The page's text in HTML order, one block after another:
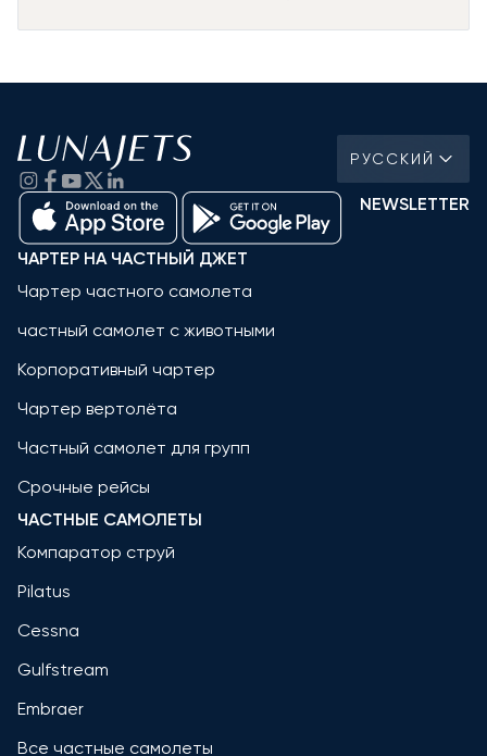
РУССКИЙ
NEWSLETTER
ЧАРТЕР НА ЧАСТНЫЙ ДЖЕТ
Чартер частного самолета
частный самолет с животными
Корпоративный чартер
Чартер вертолёта
Частный самолет для групп
Срочные рейсы
ЧАСТНЫЕ САМОЛЕТЫ
Компаратор струй
Pilatus
Cessna
Gulfstream
Embraer
Все частные самолеты